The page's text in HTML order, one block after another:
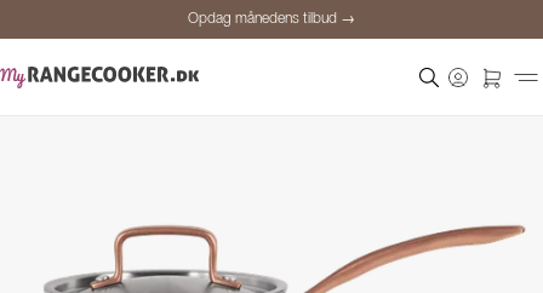
Opdag månedens tilbud →